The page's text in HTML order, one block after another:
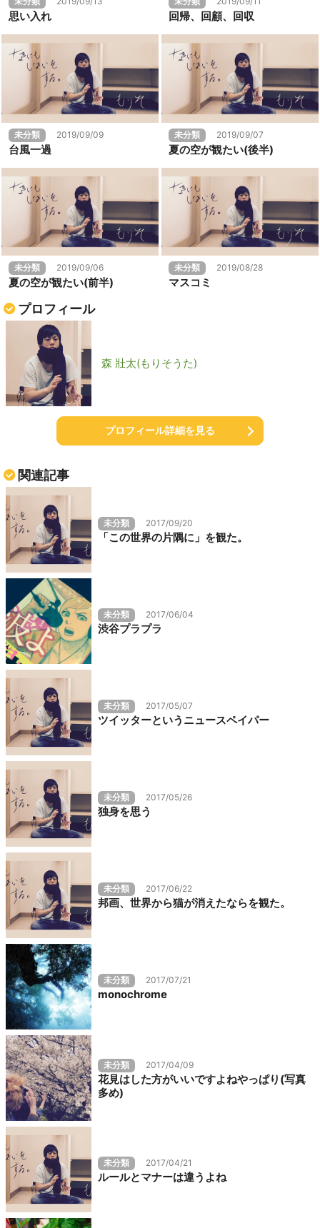
思い入れ 回帰、回顧、回収
未分類 2019/09/09
台風一過
未分類 2019/09/07
夏の空が観たい(後半)
未分類 2019/09/06
夏の空が観たい(前半)
未分類 2019/08/28
マスコミ
プロフィール
森 壯太(もりそうた)
プロフィール詳細を見る
関連記事
未分類 2017/09/20
「この世界の片隅に」を観た。
未分類 2017/06/04
渋谷プラプラ
未分類 2017/05/07
ツイッターというニュースペイパー
未分類 2017/05/26
独身を思う
未分類 2017/06/22
邦画、世界から猫が消えたならを観た。
未分類 2017/07/21
monochrome
未分類 2017/04/09
花見はした方がいいですよねやっぱり(写真
多め)
未分類 2017/04/21
ルールとマナーは違うよね